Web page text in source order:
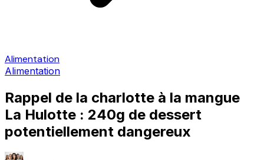
Alimentation
Alimentation
Rappel de la charlotte à la mangue
La Hulotte : 240g de dessert
potentiellement dangereux